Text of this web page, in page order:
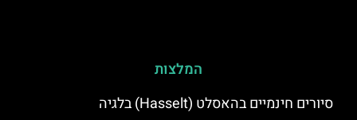
המלצות
סיורים חינמיים בהאסלט (Hasselt) בלגיה